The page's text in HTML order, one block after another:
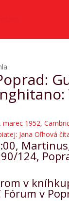
1952,
Jana Oľhová
124,
v
v